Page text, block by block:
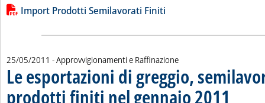
Leggi tutta la notizia: 'Le importazioni di semilavorati e di
Lista allegati PDF alla notizia
Import Prodotti Semilavorati Finiti
25/05/2011 - Approvvigionamenti e Raffinazione
Le esportazioni di greggio,
prodotti finiti nel gennaio 2011